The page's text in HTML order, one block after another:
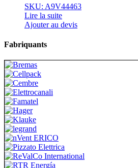
SKU: A9V44463
Lire la suite
Ajouter au devis
Fabriquants